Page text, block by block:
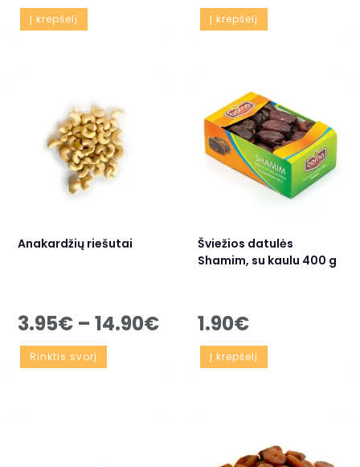
Į krepšelį Į krepšelį
Anakardžių riešutai
3.95€ – 14.90€
Rinktis svorį
Šviežios datulės
Shamim, su kaulu 400 g
1.90€
Į krepšelį